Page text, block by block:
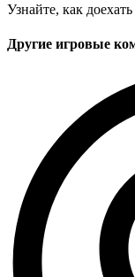
Узнайте, как
Другие игровые